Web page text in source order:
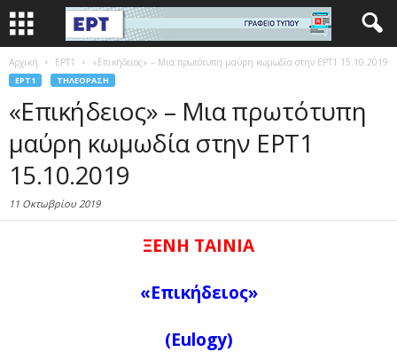
Αρχική EΡΤ1 «Επικήδειος» – Μια πρωτότυπη μαύρη κωμωδία στην ΕΡΤ1 15.10.2019
EΡΤ1 ΤΗΛΕΌΡΑΣΗ
«Επικήδειος» – Μια πρωτότυπη
μαύρη κωμωδία στην ΕΡΤ1
15.10.2019
11 Οκτωβρίου 2019
ΞΕΝΗ ΤΑΙΝΙΑ
«Επικήδειος»
(Eulogy)